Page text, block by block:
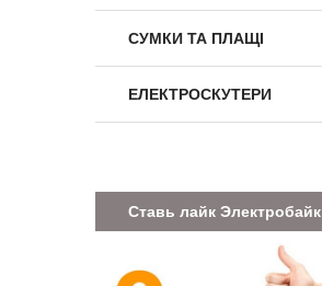
СУМКИ ТА ПЛАЩІ
ЕЛЕКТРОСКУТЕРИ
Ставь лайк Электробайк